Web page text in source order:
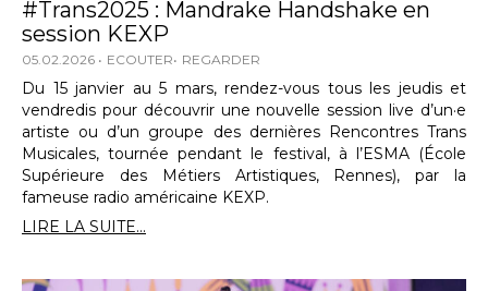
#Trans2025 : Mandrake Handshake en
session KEXP
05.02.2026 ECOUTER REGARDER
Du 15 janvier au 5 mars, rendez-vous tous les jeudis et
vendredis pour découvrir une nouvelle session live d’un·e
artiste ou d’un groupe des dernières Rencontres Trans
Musicales, tournée pendant le festival, à l’ESMA (École
Supérieure des Métiers Artistiques, Rennes), par la
fameuse radio américaine KEXP.
LIRE LA SUITE...